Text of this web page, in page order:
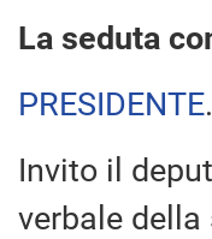
La seduta
PRESIDENTE
Invito il
verbale della